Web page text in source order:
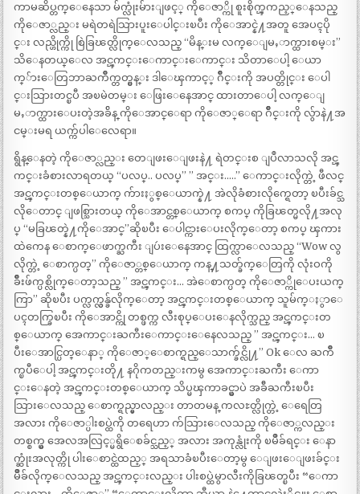
ကာမဆိပ္တက္ေနေသာ မ်က္လုံးမ်ားျဖင့္ ကိုေဇာ္ကို စူးစိုက္ၾကည့္ေနသည္
ကိုေဇာ္လည္း မရဲတရဲသြားပူးေပါင္းၿပီး ကိုေအာင္နဲ႔အတူ အေပၚပို
င္း လည္ဟိုက္ကို စြဲခြၽတ္လိုက္ေလသည္ “မိန္းမ လက္ေျမႇာက္ထားစမ္း”
သိေနတယ္ေလ အင္ၾကင္းေကာင္းေကာင္း သိတာေပါ့ ေယာ
က္်ားေတြဘာႀကိဳက္တတ္မွန္း ဒါေၾကာင့္ ဂ်ိဳင္းကို အပတ္တိုင္း ေပါ
င္းသြားတင္ၿပီ အၿမဲတမ္း ေဖြးေနေအာင္ ထားတာေပါ့ လက္ေျ
မႇာက္ထားေပးတဲ့အခ်ိန္ ကိုေအာင္ေရာ ကိုေဇာ္ေရာ ဂ်ိဳင္းကို လွ်ာနဲ႔အ
ငမ္းမရ ယက္က်ပါေလေရာ။
ရွိန္ေနတဲ့ ကိုေဇာ္လည္း တေျဖးေျဖးနဲ႔ ရဲတင္းစ ျပဳလာသလို အင္ၾ
ကင္းခံစားလာရတယ္ “ပလပ္.. ပလပ္” ” အင္း…..” ေကာင္းလိုက္တဲ့ ဖီလင္
အင္ၾကင္းတစ္ေယာက္ က်ားႏွစ္ေယာက္နဲ႔ အဲလိုခံစားလိုက္ရေတာ့ ၿပီးခ်င္သ
လိုေတာင္ ျဖစ္သြားတယ္ ကိုေအာင္တစ္ေယာက္ စကပ္ ကိုခြၽတ္မလို႔အလု
ပ္ “မခြၽတ္နဲ႔ကိုေအာင္”ဆိုၿပီး ေပါင္ကားေပးလိုက္ေတာ့ စကပ္ ၾကား
ထဲကေန ေစာက္ေဖာက္ႀကီး ျပဴးေနေအာင္ ထြက္လာေလသည္ “Wow လွ
လိုက္တဲ့ ေစာက္ပတ္” ကိုေဇာ္တစ္ေယာက္ ကန္႔သတ္ခ်က္ေတြကို လုံးဝကို
ခ်ိဳးဖ်က္ပစ္လိုက္ေတာ့သည္ ” အင္ၾကင္း… အဲေစာက္ပတ္ ကိုေဇာ္ကိုေပးယက္
ကြာ” ဆိုၿပီး ပက္လက္လွန္ခ်လိုက္ေတာ့ အင္ၾကင္းတစ္ေယာက္ သူမ်က္ႏွာေ
ပၚတက္ခြၿပီး ကိုေအာင္ကို တစ္ဖက္က လီးစုပ္ေပးေနလိုက္သည္ အင္ၾကင္းတ
စ္ေယာက္ အေကာင္းႀကီးေကာင္းေနေလသည္ ” အင္ၾကင္း… ၿ
ပီးေအာင္ပြတ္ေနာ္ ကိုေဇာ္ေစာက္ရည္ေသာက္ခ်င္လို႔” Ok ေလ ႀကိဳ
က္ၿပီေပါ့ အင္ၾကင္းတို႔ နဂိုကတည္းကမွ အေကာင္းႀကီး ေကာ
င္းေနတဲ့ အင္ၾကင္းတစ္ေယာက္ သိပ္မၾကာခင္မွာပဲ အခ်ီႀကီးၿပီး
သြားေလသည္ ေစာက္ရည္မွာလည္း တာတမန္ ကလႊတ္လိုက္တဲ့ ေရေတြ
အလား ကိုေဇာ္ပါးစပ္ထဲကို တရေဟာ က်သြားေလသည္ ကိုေဇာ္ကလည္း
တစ္စက္မွ အေလအလြင့္မရွိေစခ်င္သည့္ အလား အကုန္လုံးကို ၿမိဳခ်ရင္း ေနာ
က္ဆုံးအလုတ္ကို ပါးေစာင္ထဲထည့္ အရသာခံၿပီးေတာ့မွ ေျဖးေျဖးခ်င္း
မ်ိဳခ်လိုက္ေလသည္ အင္ၾကင္းလည္း ပါးစပ္ထဲမွာလီးကိုခြၽတ္ၿပီး “ေကာ